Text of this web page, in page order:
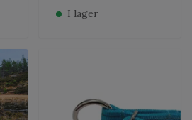
I lager